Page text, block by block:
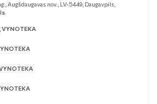
Augšdaugavas nov., LV-5449, Daugavpils,
VYNOTEKA